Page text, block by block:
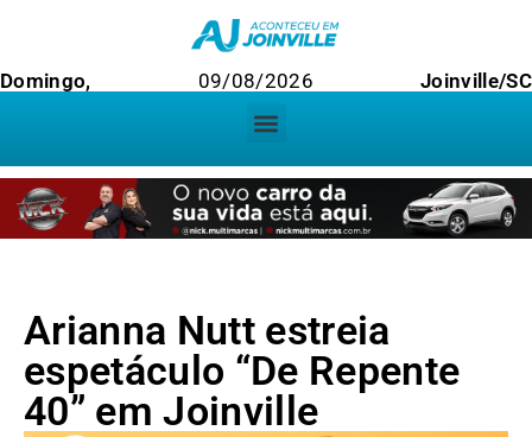
Domingo, 09/08/2026 Joinville/SC
Arianna Nutt estreia
espetáculo “De Repente
40” em Joinville